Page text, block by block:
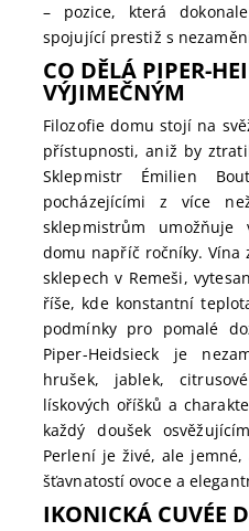
– pozice, která
spojující prestiž s
CO DĚLÁ PIPER-
VÝJIMEČNÝM
Filozofie domu stojí na
přístupnosti, aniž by
Sklepmistr Émilien
pocházejícími z více
sklepmistrům umožňuje
domu napříč ročníky. Vína
sklepech v Remeši,
říše, kde konstantní
podmínky pro pomalé
Piper-Heidsieck je
hrušek, jablek,
lískových oříšků a
každý doušek
Perlení je živé, ale
šťavnatostí ovoce a
IKONICKÁ CUVÉE